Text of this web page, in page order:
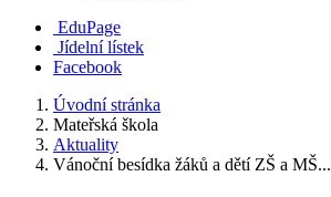
EduPage
Jídelní lístek
Facebook
Úvodní stránka
Mateřská škola
Aktuality
Vánoční besídka žáků a dětí ZŠ a MŠ...